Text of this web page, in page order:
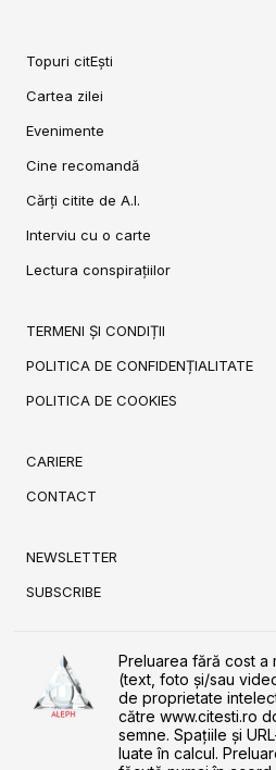
Topuri citEști
Cartea zilei
Evenimente
Cine recomandă
Cărți citite de A.I.
Interviu cu o carte
Lectura conspirațiilor
TERMENI ȘI CONDIȚII
POLITICA DE CONFIDENȚIALITATE
POLITICA DE COOKIES
CARIERE
CONTACT
NEWSLETTER
SUBSCRIBE
Preluarea fără cost a
(text, foto și/sau
de proprietate
către www.citesti.ro
semne. Spaţiile şi
luate în calcul.